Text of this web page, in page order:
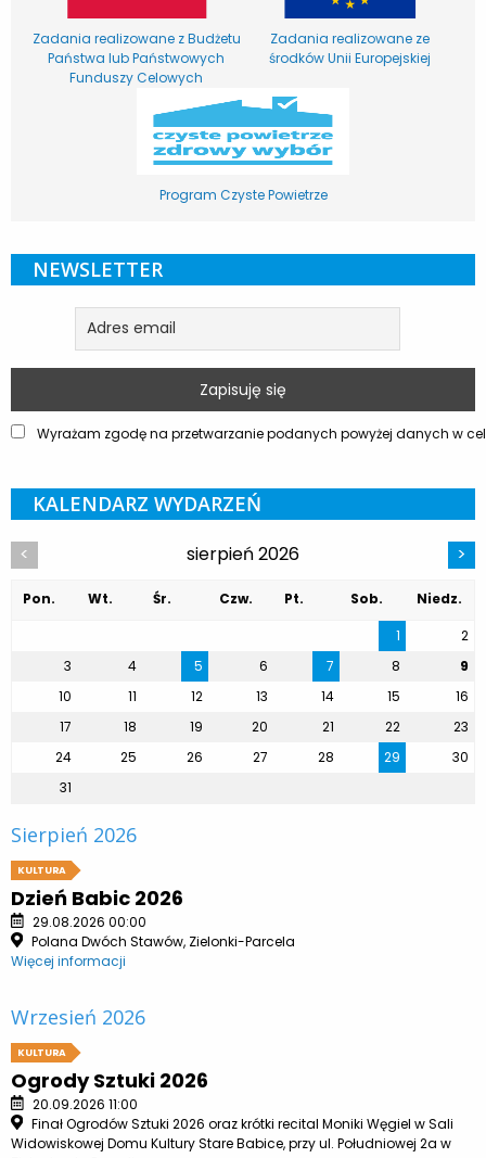
Zadania realizowane z Budżetu
Państwa lub Państwowych
Funduszy Celowych
Zadania realizowane ze
środków Unii Europejskiej
Program Czyste Powietrze
NEWSLETTER
Wyrażam zgodę na przetwarzanie podanych powyżej danych w
KALENDARZ WYDARZEŃ
< sierpień 2026 >
Pon. Wt. Śr. Czw. Pt. Sob.
Niedz.
1
2
3
4 5 6 7 8
9
10
11 12 13 14 15
16
17
18 19 20 21 22
23
24
25 26 27 28 29
30
31
Sierpień 2026
KULTURA
Dzień Babic 2026
29.08.2026 00:00
Polana Dwóch Stawów, Zielonki-Parcela
Więcej informacji
Wrzesień 2026
KULTURA
Ogrody Sztuki 2026
20.09.2026 11:00
Finał Ogrodów Sztuki 2026 oraz krótki recital Moniki Węgiel w Sali
Widowiskowej Domu Kultury Stare Babice, przy ul. Południowej 2a w